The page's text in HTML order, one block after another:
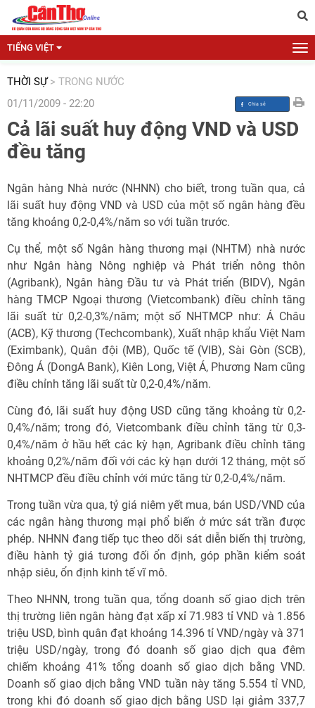
TIẾNG VIỆT
THỜI SỰ > TRONG NƯỚC
01/11/2009 - 22:20
Cả lãi suất huy động VND và USD
đều tăng
Ngân hàng Nhà nước (NHNN) cho biết, trong tuần qua, cả
lãi suất huy động VND và USD của một số ngân hàng đều
tăng khoảng 0,2-0,4%/năm so với tuần trước.
Cụ thể, một số Ngân hàng thương mại (NHTM) nhà nước
như Ngân hàng Nông nghiệp và Phát triển nông thôn
(Agribank), Ngân hàng Đầu tư và Phát triển (BIDV), Ngân
hàng TMCP Ngoại thương (Vietcombank) điều chỉnh tăng
lãi suất từ 0,2-0,3%/năm; một số NHTMCP như: Á Châu
(ACB), Kỹ thương (Techcombank), Xuất nhập khẩu Việt Nam
(Eximbank), Quân đội (MB), Quốc tế (VIB), Sài Gòn (SCB),
Đông Á (DongA Bank), Kiên Long, Việt Á, Phương Nam cũng
điều chỉnh tăng lãi suất từ 0,2-0,4%/năm.
Cùng đó, lãi suất huy động USD cũng tăng khoảng từ 0,2-
0,4%/năm; trong đó, Vietcombank điều chỉnh tăng từ 0,3-
0,4%/năm ở hầu hết các kỳ hạn, Agribank điều chỉnh tăng
khoảng 0,2%/năm đối với các kỳ hạn dưới 12 tháng, một số
NHTMCP đều điều chỉnh với mức tăng từ 0,2-0,4%/năm.
Trong tuần vừa qua, tỷ giá niêm yết mua, bán USD/VND của
các ngân hàng thương mại phổ biến ở mức sát trần được
phép. NHNN đang tiếp tục theo dõi sát diễn biến thị trường,
điều hành tỷ giá tương đối ổn định, góp phần kiểm soát
nhập siêu, ổn định kinh tế vĩ mô.
Theo NHNN, trong tuần qua, tổng doanh số giao dịch trên
thị trường liên ngân hàng đạt xấp xỉ 71.983 tỉ VND và 1.856
triệu USD, bình quân đạt khoảng 14.396 tỉ VND/ngày và 371
triệu USD/ngày, trong đó doanh số giao dịch qua đêm
chiếm khoảng 41% tổng doanh số giao dịch bằng VND.
Doanh số giao dịch bằng VND tuần này tăng 5.554 tỉ VND,
trong khi đó doanh số giao dịch bằng USD lại giảm 337,7